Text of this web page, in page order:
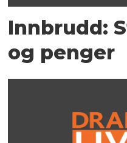
Innbrudd:
og penger